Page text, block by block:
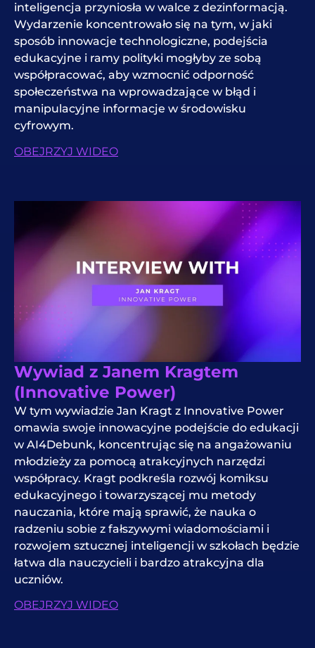
inteligencja przyniosła w walce z dezinformacją.
Wydarzenie koncentrowało się na tym, w jaki
sposób innowacje technologiczne, podejścia
edukacyjne i ramy polityki mogłyby ze sobą
współpracować, aby wzmocnić odporność
społeczeństwa na wprowadzające w błąd i
manipulacyjne informacje w środowisku
cyfrowym.
OBEJRZYJ WIDEO
Wywiad z Janem Kragtem
(Innovative Power)
W tym wywiadzie Jan Kragt z Innovative Power
omawia swoje innowacyjne podejście do edukacji
w AI4Debunk, koncentrując się na angażowaniu
młodzieży za pomocą atrakcyjnych narzędzi
współpracy. Kragt podkreśla rozwój komiksu
edukacyjnego i towarzyszącej mu metody
nauczania, które mają sprawić, że nauka o
radzeniu sobie z fałszywymi wiadomościami i
rozwojem sztucznej inteligencji w szkołach będzie
łatwa dla nauczycieli i bardzo atrakcyjna dla
uczniów.
OBEJRZYJ WIDEO